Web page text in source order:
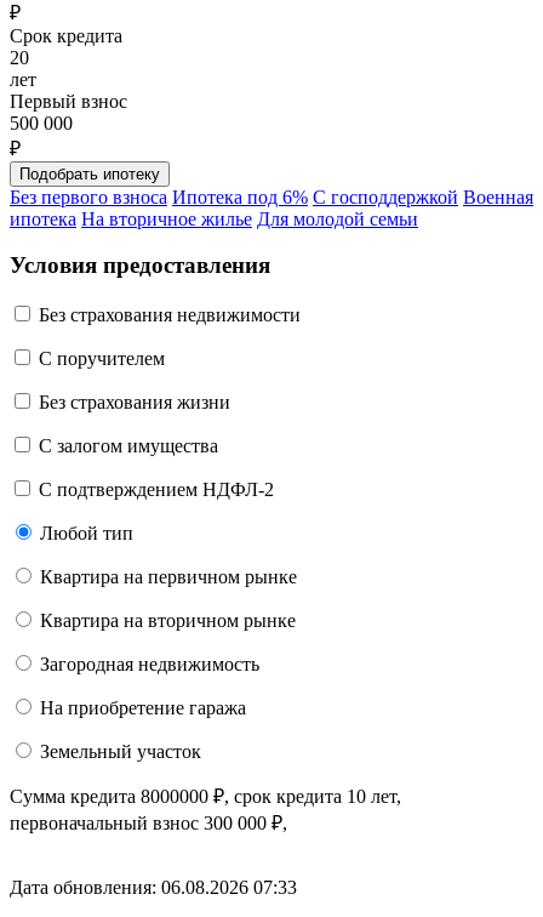
₽
Срок кредита
20
лет
Первый взнос
500 000
₽
Без первого взноса Ипотека под 6% С господдержкой Военная
ипотека На вторичное жилье Для молодой семьи
Условия предоставления
Без страхования недвижимости
C поручителем
Без страхования жизни
С залогом имущества
С подтверждением НДФЛ-2
Любой тип
Квартира на первичном рынке
Квартира на вторичном рынке
Загородная недвижимость
На приобретение гаража
Земельный участок
Сумма кредита 8000000 ₽, срок кредита 10 лет,
первоначальный взнос 300 000 ₽,
Дата обновления: 06.08.2026 07:33